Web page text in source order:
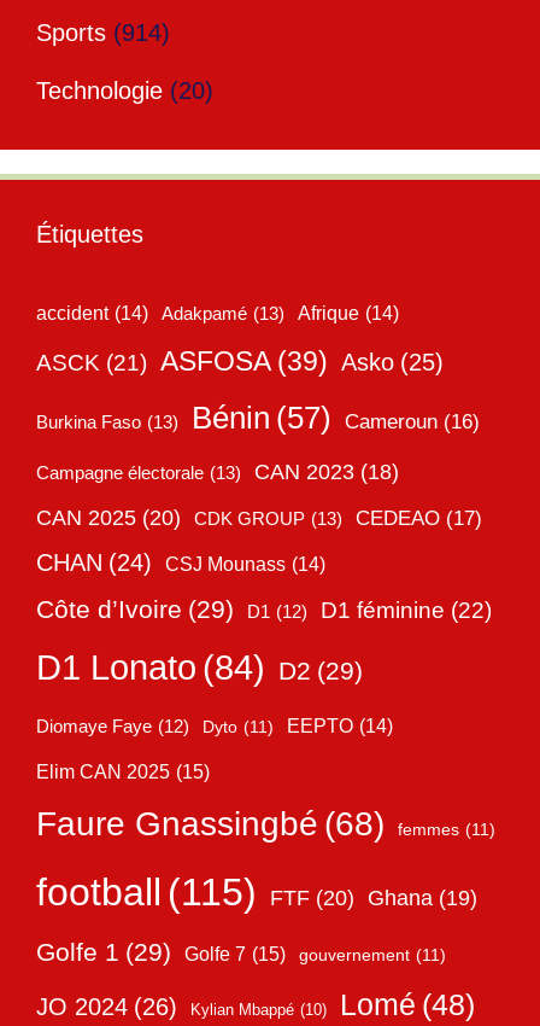
Sports (914)
Technologie (20)
Étiquettes
accident (14) Adakpamé (13) Afrique (14)
ASCK (21) ASFOSA (39) Asko (25)
Burkina Faso (13) Bénin (57) Cameroun (16)
Campagne électorale (13) CAN 2023 (18)
CAN 2025 (20) CDK GROUP (13) CEDEAO (17)
CHAN (24) CSJ Mounass (14)
Côte d’Ivoire (29) D1 (12) D1 féminine (22)
D1 Lonato (84) D2 (29)
Diomaye Faye (12) Dyto (11) EEPTO (14)
Elim CAN 2025 (15)
Faure Gnassingbé (68) femmes (11)
football (115) FTF (20) Ghana (19)
Golfe 1 (29) Golfe 7 (15) gouvernement (11)
JO 2024 (26) Kylian Mbappé (10) Lomé (48)